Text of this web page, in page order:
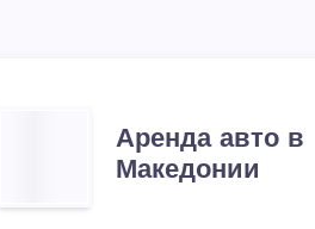
АРЕНДА
АВТО
Аренда авто в
Македонии